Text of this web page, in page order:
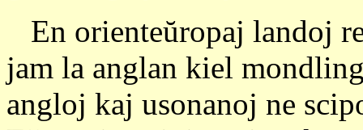
En orienteŭropaj landoj
jam la anglan kiel
angloj kaj usonanoj ne